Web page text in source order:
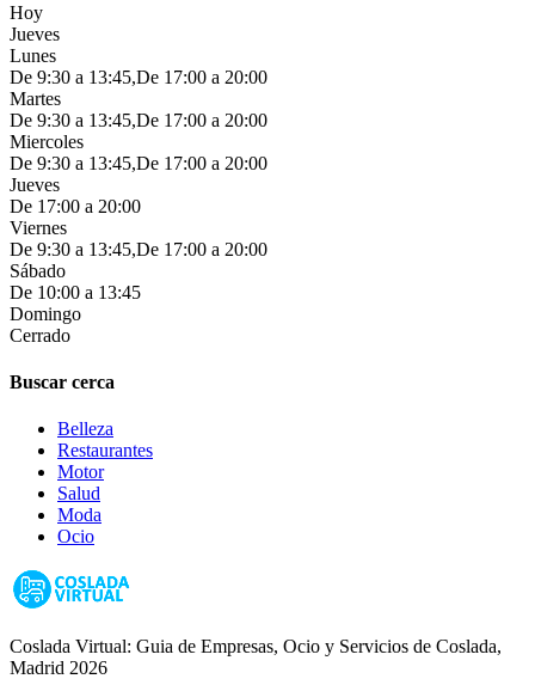
Hoy
Jueves
Lunes
De 9:30 a 13:45,De 17:00 a 20:00
Martes
De 9:30 a 13:45,De 17:00 a 20:00
Miercoles
De 9:30 a 13:45,De 17:00 a 20:00
Jueves
De 17:00 a 20:00
Viernes
De 9:30 a 13:45,De 17:00 a 20:00
Sábado
De 10:00 a 13:45
Domingo
Cerrado
Buscar cerca
Belleza
Restaurantes
Motor
Salud
Moda
Ocio
Coslada Virtual: Guia de Empresas, Ocio y Servicios de Coslada,
Madrid 2026